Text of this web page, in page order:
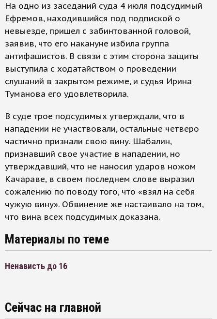
На одно из заседаний суда 4 июля подсудимый
Ефремов, находившийся под подпиской о
невыезде, пришел с забинтованной головой,
заявив, что его накануне избила группа
антифашистов. В связи с этим сторона защиты
выступила с ходатайством о проведении
слушаний в закрытом режиме, и судья Ирина
Туманова его удовлетворила.
В суде трое подсудимых утверждали, что в
нападении не участвовали, остальные четверо
частично признали свою вину. Шабалин,
признавший свое участие в нападении, но
утверждавший, что не наносил ударов ножом
Качараве, в своем последнем слове выразил
сожалению по поводу того, что «взял на себя
чужую вину». Обвинение же настаивало на том,
что вина всех подсудимых доказана.
Материалы по теме
Ненависть до 16
Сейчас на главной